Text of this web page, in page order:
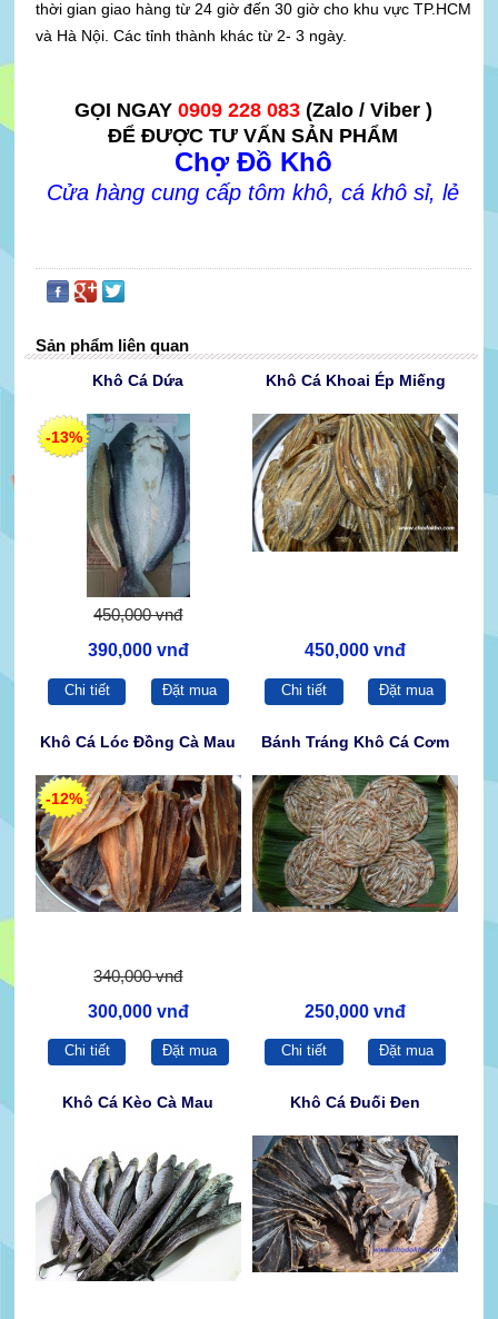
thời gian giao hàng từ 24 giờ đến 30 giờ cho khu vực TP.HCM
và Hà Nội. Các tỉnh thành khác từ 2- 3 ngày.
GỌI NGAY 0909 228 083(Zalo / Viber )
ĐỂ ĐƯỢC TƯ VẤN SẢN PHẨM
Chợ Đồ Khô
Cửa hàng cung cấp tôm khô, cá khô sỉ, lẻ
Sản phẩm liên quan
Khô Cá Dứa
-13%
450,000 vnđ
390,000 vnđ
Chi tiết Đặt mua
Khô Cá Khoai Ép Miếng
450,000 vnđ
Chi tiết Đặt mua
Khô Cá Lóc Đồng Cà Mau
-12%
340,000 vnđ
300,000 vnđ
Chi tiết Đặt mua
Bánh Tráng Khô Cá Cơm
250,000 vnđ
Chi tiết Đặt mua
Khô Cá Kèo Cà Mau Khô Cá Đuối Đen